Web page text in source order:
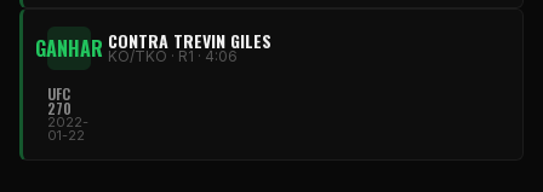
GANHAR CONTRA TREVIN GILES
KO/TKO · R1 · 4:06
UFC
270
2022-
01-22